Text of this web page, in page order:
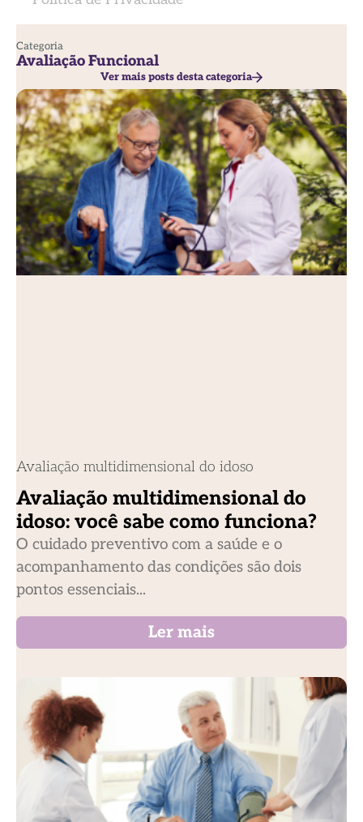
Categoria
Avaliação Funcional
Ver mais posts desta categoria
Avaliação multidimensional do idoso
Avaliação multidimensional do
idoso: você sabe como funciona?
O cuidado preventivo com a saúde e o
acompanhamento das condições são dois
pontos essenciais...
Ler mais